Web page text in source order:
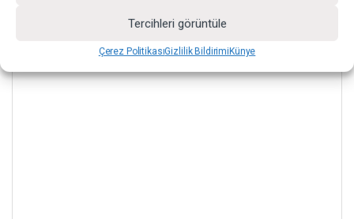
Tercihleri görüntüle
Çerez PolitikasıGizlilik BildirimiKünye